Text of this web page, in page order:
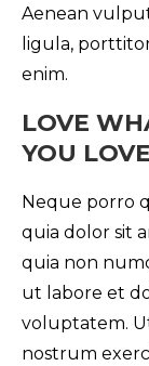
Aenean
ligula,
enim.
LOVE
YOU LOVE
Neque porro
quia dolor sit
quia non
ut labore et
voluptatem.
nostrum